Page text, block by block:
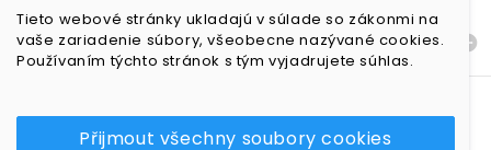
Dodání a vrácení zboží 
Tieto webové stránky ukladajú v súlade so zákonmi na
vaše zariadenie súbory, všeobecne nazývané cookies.
Používaním týchto stránok s tým vyjadrujete súhlas.
Přijmout všechny soubory cookies